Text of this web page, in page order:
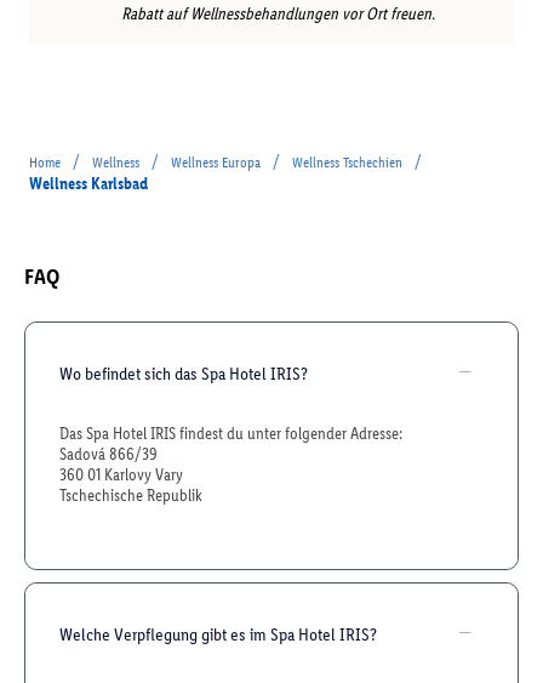
Rabatt auf Wellnessbehandlungen vor Ort freuen.
Home / Wellness / Wellness Europa / Wellness Tschechien
/
Wellness Karlsbad
FAQ
Wo befindet sich das Spa Hotel IRIS?
Das Spa Hotel IRIS findest du unter folgender Adresse:
Sadová 866/39
360 01 Karlovy Vary
Tschechische Republik
Welche Verpflegung gibt es im Spa Hotel IRIS?